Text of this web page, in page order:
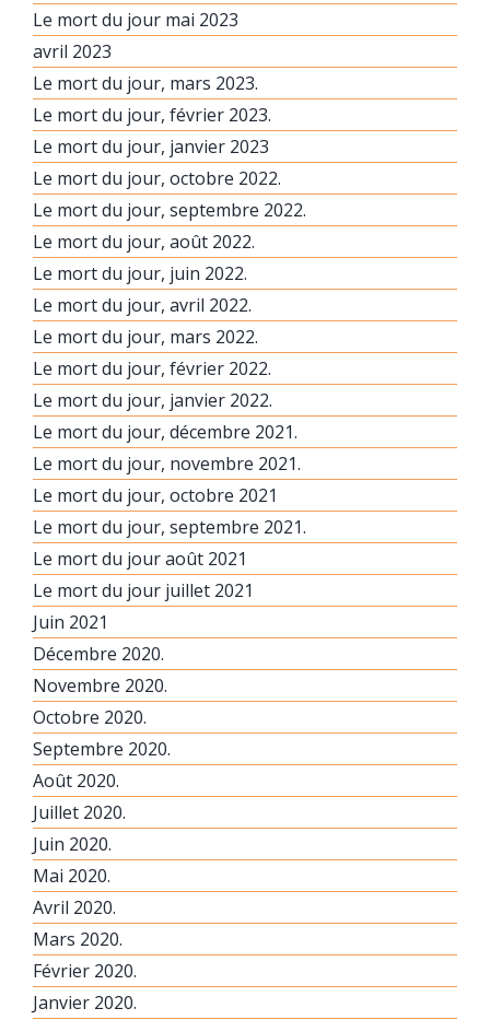
Le mort du jour mai 2023
avril 2023
Le mort du jour, mars 2023.
Le mort du jour, février 2023.
Le mort du jour, janvier 2023
Le mort du jour, octobre 2022.
Le mort du jour, septembre 2022.
Le mort du jour, août 2022.
Le mort du jour, juin 2022.
Le mort du jour, avril 2022.
Le mort du jour, mars 2022.
Le mort du jour, février 2022.
Le mort du jour, janvier 2022.
Le mort du jour, décembre 2021.
Le mort du jour, novembre 2021.
Le mort du jour, octobre 2021
Le mort du jour, septembre 2021.
Le mort du jour août 2021
Le mort du jour juillet 2021
Juin 2021
Décembre 2020.
Novembre 2020.
Octobre 2020.
Septembre 2020.
Août 2020.
Juillet 2020.
Juin 2020.
Mai 2020.
Avril 2020.
Mars 2020.
Février 2020.
Janvier 2020.